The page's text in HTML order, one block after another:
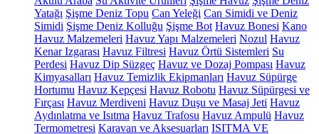
Yatağı Şişme Deniz Topu Can Yeleği Can Simidi ve Deniz
Simidi Şişme Deniz Kolluğu Şişme Bot Havuz Bonesi Kano
Havuz Malzemeleri Havuz Yapı Malzemeleri Nozul Havuz
Kenar Izgarası Havuz Filtresi Havuz Örtü Sistemleri Su
Perdesi Havuz Dip Süzgeç Havuz ve Dozaj Pompası Havuz
Kimyasalları Havuz Temizlik Ekipmanları Havuz Süpürge
Hortumu Havuz Kepçesi Havuz Robotu Havuz Süpürgesi ve
Fırçası Havuz Merdiveni Havuz Duşu ve Masaj Jeti Havuz
Aydınlatma ve Isıtma Havuz Trafosu Havuz Ampulü Havuz
Termometresi Karavan ve Aksesuarları ISITMA VE